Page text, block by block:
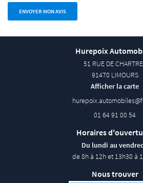
ENVOYER MON AVIS
Hurepoix
51 RUE DE
91470 LIMOURS
Afficher la carte
01 64 91 00 54
Horaires
Du lundi au
de 8h à 12h et 13h30 à
Nous trouver